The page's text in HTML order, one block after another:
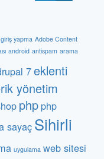
yapma Adobe Content
android antispam arama
7eklenti
yönetim
php php
sayaç Sihirli
uygulama web sitesi